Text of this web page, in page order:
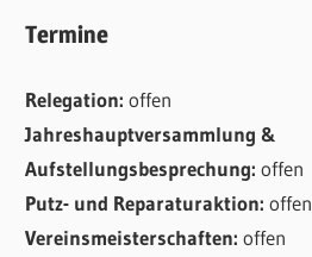
Termine
Relegation:offen
Jahreshauptversammlung &
Aufstellungsbesprechung:offen
Putz- und Reparaturaktion:offen
Vereinsmeisterschaften:offen